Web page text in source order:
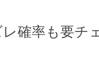
確率も要チ